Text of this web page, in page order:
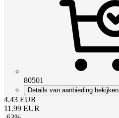
80501
Details van aanbieding bekijken
4.43 EUR
11.99 EUR